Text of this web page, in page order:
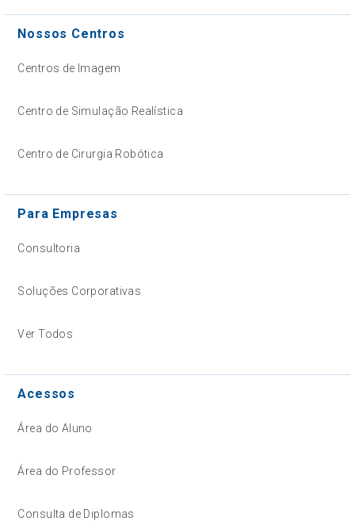
Nossos Centros
Centros de Imagem
Centro de Simulação Realística
Centro de Cirurgia Robótica
Para Empresas
Consultoria
Soluções Corporativas
Ver Todos
Acessos
Área do Aluno
Área do Professor
Consulta de Diplomas